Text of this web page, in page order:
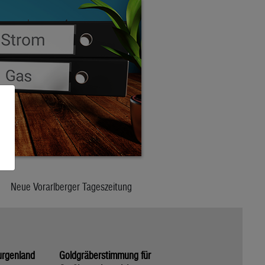
Neue Vorarlberger Tageszeitung
Goldgräberstimmung für